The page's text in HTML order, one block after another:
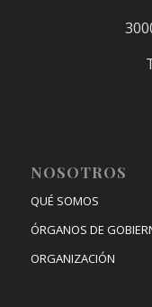
NOSOTROS
QUÉ SOMOS
ÓRGANOS DE
ORGANIZACIÓN